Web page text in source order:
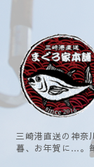
三崎港直送の神奈
暮、お年賀に…。